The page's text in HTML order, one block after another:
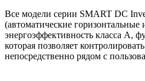
Все модели серии SMART DC
(автоматические
энергоэффективность класса
которая позволяет
непосредственно рядом с